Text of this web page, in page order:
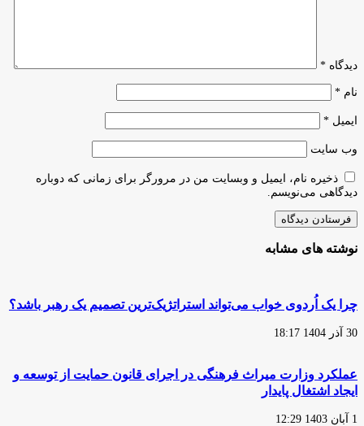
دیدگاه *
نام *
ایمیل *
وب‌ سایت
ذخیره نام، ایمیل و وبسایت من در مرورگر برای زمانی که دوباره
دیدگاهی می‌نویسم.
نوشته های مشابه
چرا یک اُردوی خواب می‌تواند استراتژیک‌ترین تصمیم یک رهبر باشد؟
30 آذر 1404 18:17
عملکرد وزارت میراث فرهنگی در اجرای قانون حمایت از توسعه و
ایجاد اشتغال پایدار
1 آبان 1403 12:29